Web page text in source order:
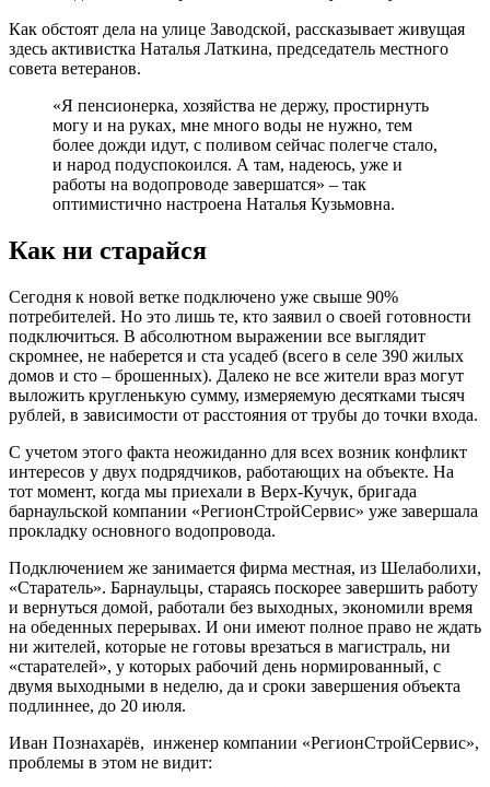
Как обстоят дела на улице Заводской, рассказывает живущая
здесь активистка Наталья Латкина, председатель местного
совета ветеранов.
«Я пенсионерка, хозяйства не держу, простирнуть
могу и на руках, мне много воды не нужно, тем
более дожди идут, с поливом сейчас полегче стало,
и народ подуспокоился. А там, надеюсь, уже и
работы на водопроводе завершатся» – так
оптимистично настроена Наталья Кузьмовна.
Как ни старайся
Сегодня к новой ветке подключено уже свыше 90%
потребителей. Но это лишь те, кто заявил о своей готовности
подключиться. В абсолютном выражении все выглядит
скромнее, не наберется и ста усадеб (всего в селе 390 жилых
домов и сто – брошенных). Далеко не все жители враз могут
выложить кругленькую сумму, измеряемую десятками тысяч
рублей, в зависимости от расстояния от трубы до точки входа.
С учетом этого факта неожиданно для всех возник конфликт
интересов у двух подрядчиков, работающих на объекте. На
тот момент, когда мы приехали в Верх-Кучук, бригада
барнаульской компании «РегионСтройСервис» уже завершала
прокладку основного водопровода.
Подключением же занимается фирма местная, из Шелаболихи,
«Старатель». Барнаульцы, стараясь поскорее завершить работу
и вернуться домой, работали без выходных, экономили время
на обеденных перерывах. И они имеют полное право не ждать
ни жителей, которые не готовы врезаться в магистраль, ни
«старателей», у которых рабочий день нормированный, с
двумя выходными в неделю, да и сроки завершения объекта
подлиннее, до 20 июля.
Иван Познахарёв, инженер компании «РегионСтройСервис»,
проблемы в этом не видит: